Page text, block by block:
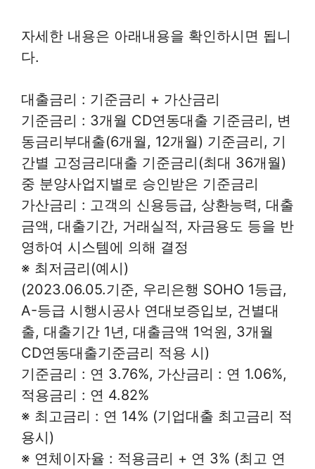
자세한 내용은 아래내용을 확인하시면 됩니
다.
대출금리 : 기준금리 + 가산금리
기준금리 : 3개월 CD연동대출 기준금리, 변
동금리부대출(6개월, 12개월) 기준금리, 기
간별 고정금리대출 기준금리(최대 36개월)
중 분양사업지별로 승인받은 기준금리
가산금리 : 고객의 신용등급, 상환능력, 대출
금액, 대출기간, 거래실적, 자금용도 등을 반
영하여 시스템에 의해 결정
※ 최저금리(예시)
(2023.06.05.기준, 우리은행 SOHO 1등급,
A-등급 시행시공사 연대보증입보, 건별대
출, 대출기간 1년, 대출금액 1억원, 3개월
CD연동대출기준금리 적용 시)
기준금리 : 연 3.76%, 가산금리 : 연 1.06%,
적용금리 : 연 4.82%
※ 최고금리 : 연 14% (기업대출 최고금리 적
용시)
※ 연체이자율 : 적용금리 + 연 3% (최고 연